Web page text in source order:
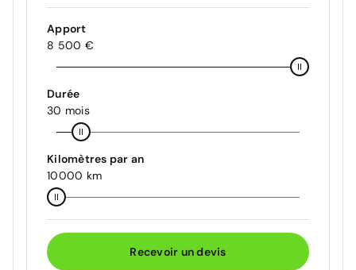
Apport
8 500 €
Durée
30 mois
Kilomètres par an
10000 km
Recevoir un devis